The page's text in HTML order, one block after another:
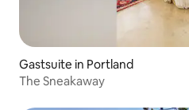
Gastsuite in Portland
The Sneakaway